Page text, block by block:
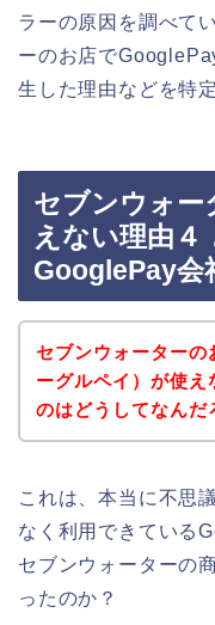
ラーの原因を調べて
ーのお店で
生した理由などを特
セブンウォー
えない理由４
GooglePay会
セブンウォーター
ーグルペイ）が使え
のはどうしてなんだ
これは、本当に不思
なく利用できている
セブンウォーターの
ったのか？